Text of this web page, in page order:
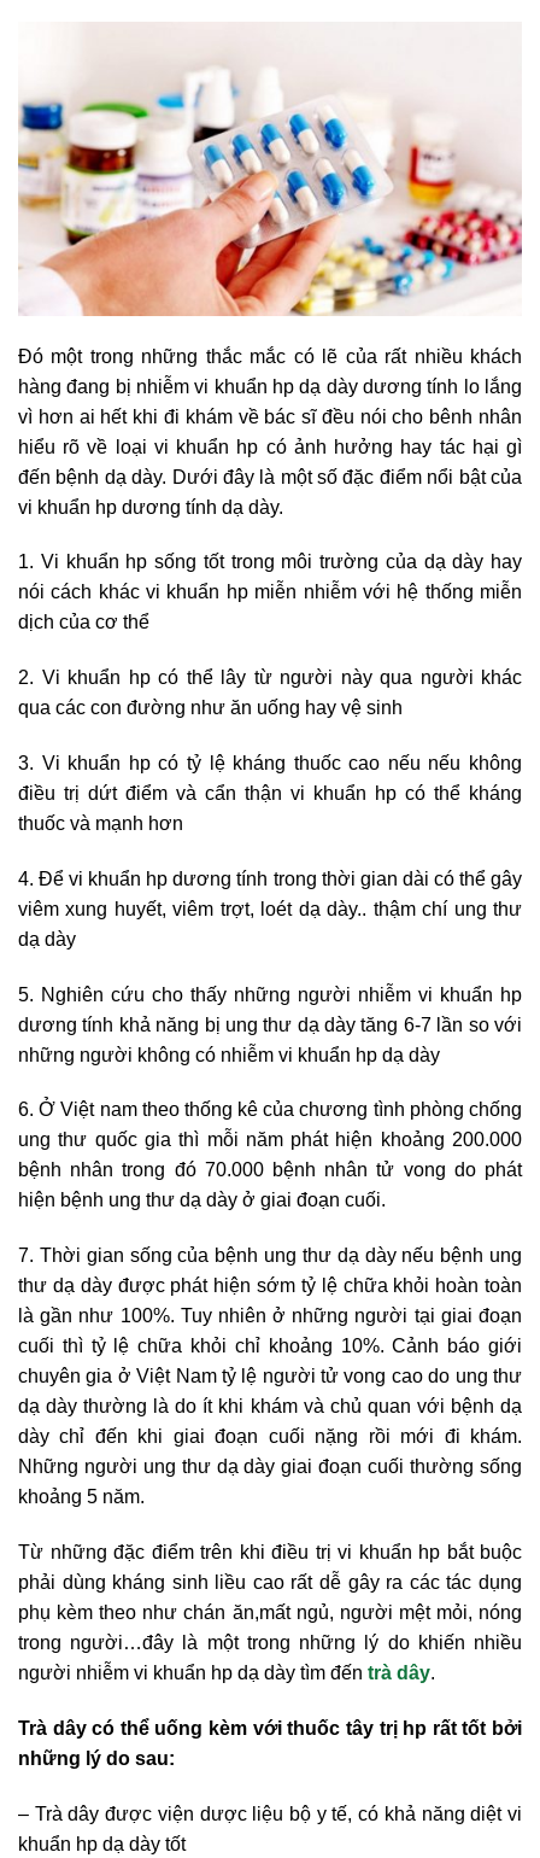
Đó một trong những thắc mắc có lẽ của rất nhiều khách
hàng đang bị nhiễm vi khuẩn hp dạ dày dương tính lo lắng
vì hơn ai hết khi đi khám về bác sĩ đều nói cho bênh nhân
hiểu rõ về loại vi khuẩn hp có ảnh hưởng hay tác hại gì
đến bệnh dạ dày. Dưới đây là một số đặc điểm nổi bật của
vi khuẩn hp dương tính dạ dày.
1. Vi khuẩn hp sống tốt trong môi trường của dạ dày hay
nói cách khác vi khuẩn hp miễn nhiễm với hệ thống miễn
dịch của cơ thể
2. Vi khuẩn hp có thể lây từ người này qua người khác
qua các con đường như ăn uống hay vệ sinh
3. Vi khuẩn hp có tỷ lệ kháng thuốc cao nếu nếu không
điều trị dứt điểm và cẩn thận vi khuẩn hp có thể kháng
thuốc và mạnh hơn
4. Để vi khuẩn hp dương tính trong thời gian dài có thể gây
viêm xung huyết, viêm trợt, loét dạ dày.. thậm chí ung thư
dạ dày
5. Nghiên cứu cho thấy những người nhiễm vi khuẩn hp
dương tính khả năng bị ung thư dạ dày tăng 6-7 lần so với
những người không có nhiễm vi khuẩn hp dạ dày
6. Ở Việt nam theo thống kê của chương tình phòng chống
ung thư quốc gia thì mỗi năm phát hiện khoảng 200.000
bệnh nhân trong đó 70.000 bệnh nhân tử vong do phát
hiện bệnh ung thư dạ dày ở giai đoạn cuối.
7. Thời gian sống của bệnh ung thư dạ dày nếu bệnh ung
thư dạ dày được phát hiện sớm tỷ lệ chữa khỏi hoàn toàn
là gần như 100%. Tuy nhiên ở những người tại giai đoạn
cuối thì tỷ lệ chữa khỏi chỉ khoảng 10%. Cảnh báo giới
chuyên gia ở Việt Nam tỷ lệ người tử vong cao do ung thư
dạ dày thường là do ít khi khám và chủ quan với bệnh dạ
dày chỉ đến khi giai đoạn cuối nặng rồi mới đi khám.
Những người ung thư dạ dày giai đoạn cuối thường sống
khoảng 5 năm.
Từ những đặc điểm trên khi điều trị vi khuẩn hp bắt buộc
phải dùng kháng sinh liều cao rất dễ gây ra các tác dụng
phụ kèm theo như chán ăn,mất ngủ, người mệt mỏi, nóng
trong người…đây là một trong những lý do khiến nhiều
người nhiễm vi khuẩn hp dạ dày tìm đến trà dây.
Trà dây có thể uống kèm với thuốc tây trị hp rất tốt bởi
những lý do sau:
– Trà dây được viện dược liệu bộ y tế, có khả năng diệt vi
khuẩn hp dạ dày tốt